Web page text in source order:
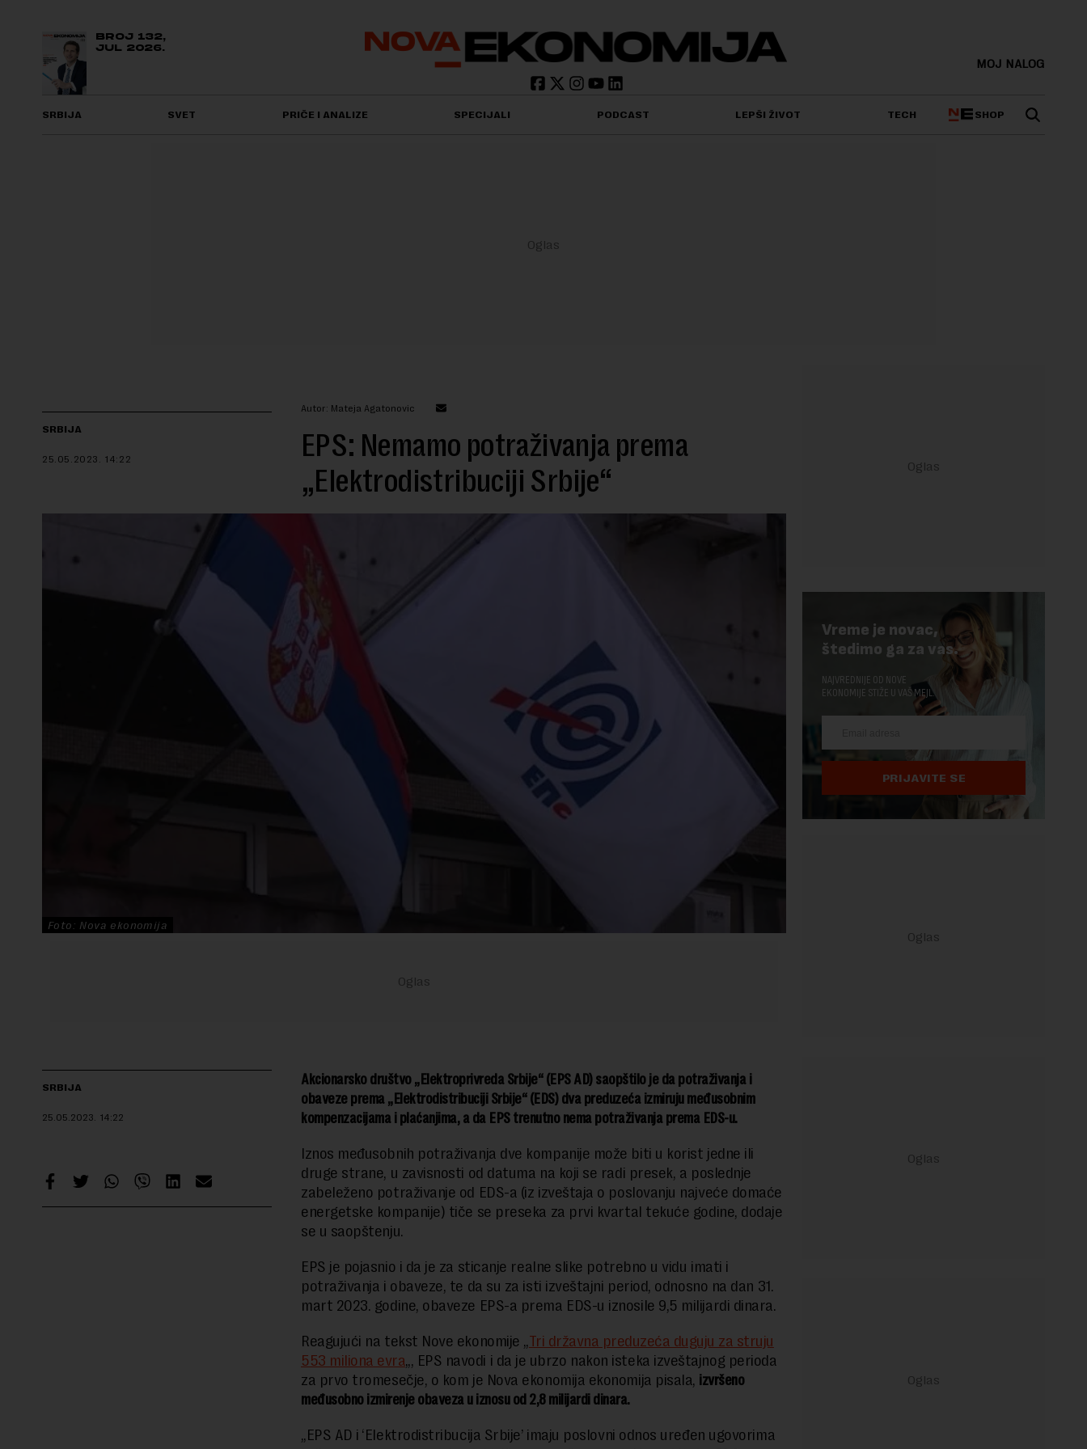
BROJ 132,
JUL 2026.
MOJ NALOG
SRBIJA SVET PRIČE I ANALIZE SPECIJALI PODCAST LEPŠI ŽIVOT TECH SHOP
SRBIJA
25.05.2023. 14:22
Autor: Mateja Agatonovic
EPS: Nemamo potraživanja prema
„Elektrodistribuciji Srbije“
Foto: Nova ekonomija
SRBIJA
25.05.2023. 14:22
Akcionarsko društvo „Elektroprivreda Srbije“ (EPS AD) saopštilo je da potraživanja i
obaveze prema „Elektrodistribuciji Srbije“ (EDS) dva preduzeća izmiruju međusobnim
kompenzacijama i plaćanjima, a da EPS trenutno nema potraživanja prema EDS-u.
Iznos međusobnih potraživanja dve kompanije može biti u korist jedne ili
druge strane, u zavisnosti od datuma na koji se radi presek, a poslednje
zabeleženo potraživanje od EDS-a (iz izveštaja o poslovanju najveće domaće
energetske kompanije) tiče se preseka za prvi kvartal tekuće godine, dodaje
se u saopštenju.
EPS je pojasnio i da je za sticanje realne slike potrebno u vidu imati i
potraživanja i obaveze, te da su za isti izveštajni period, odnosno na dan 31.
mart 2023. godine, obaveze EPS-a prema EDS-u iznosile 9,5 milijardi dinara.
Reagujući na tekst Nove ekonomije „Tri državna preduzeća duguju za struju
553 miliona evra„, EPS navodi i da je ubrzo nakon isteka izveštajnog perioda
za prvo tromesečje, o kom je Nova ekonomija ekonomija pisala, izvršeno
međusobno izmirenje obaveza u iznosu od 2,8 milijardi dinara.
„EPS AD i ‘Elektrodistribucija Srbije’ imaju poslovni odnos uređen ugovorima
Vreme je novac,
štedimo ga za vas.
NAJVREDNIJE OD NOVE
EKONOMIJE STIŽE U VAŠ MEJL.
PRIJAVITE SE